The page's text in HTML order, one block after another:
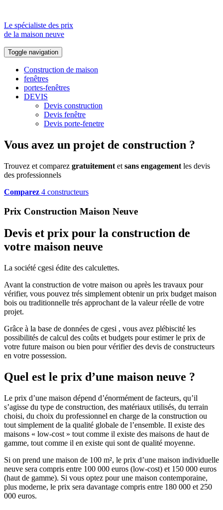
Le spécialiste des prix
de la maison neuve
Toggle navigation
Construction de maison
fenêtres
portes-fenêtres
DEVIS
Devis construction
Devis fenêtre
Devis porte-fenetre
Vous avez un projet de construction ?
Trouvez et comparez gratuitement et sans engagement les devis
des professionnels
Comparez 4 constructeurs
Prix Construction Maison Neuve
Devis et prix pour la construction de
votre maison neuve
La société cgesi édite des calculettes.
Avant la construction de votre maison ou après les travaux pour
vérifier, vous pouvez trés simplement obtenir un prix budget maison
bois ou traditionnelle trés approchant de la valeur réelle de votre
projet.
Grâce à la base de données de cgesi , vous avez plébiscité les
possibilités de calcul des coûts et budgets pour estimer le prix de
votre future maison ou bien pour vérifier des devis de constructeurs
en votre possession.
Quel est le prix d’une maison neuve ?
Le prix d’une maison dépend d’énormément de facteurs, qu’il
s’agisse du type de construction, des matériaux utilisés, du terrain
choisi, du choix du professionnel en charge de la construction ou
tout simplement de la qualité globale de l’ensemble. Il existe des
maisons « low-cost » tout comme il existe des maisons de haut de
gamme, tout comme il en existe qui sont de qualité moyenne.
Si on prend une maison de 100 m², le prix d’une maison individuelle
neuve sera compris entre 100 000 euros (low-cost) et 150 000 euros
(haut de gamme). Si vous optez pour une maison contemporaine,
plus moderne, le prix sera davantage compris entre 180 000 et 250
000 euros.